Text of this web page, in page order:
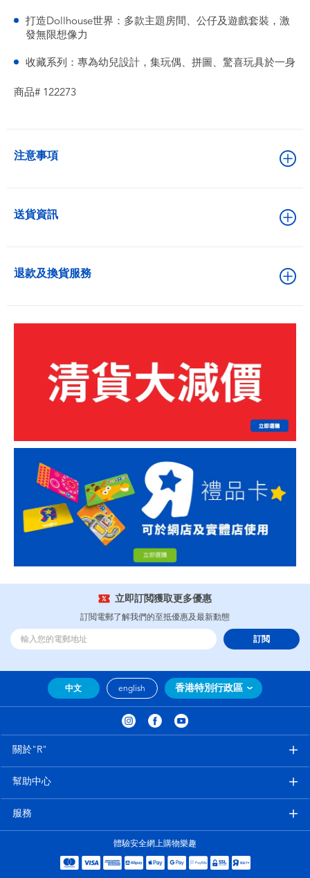
打造Dollhouse世界：多款主題房間、公仔及遊戲套裝，激
發無限想像力
收藏系列：專為幼兒設計，集玩偶、拼圖、驚喜玩具於一身
商品# 122273
注意事項
送貨資訊
退款及換貨服務
立即訂閲獲取更多優惠
訂閲電郵了解我們的至抵優惠及最新動態
訂閲
中文 english 香港特別行政區
關於"R"
幫助中心
服務
體驗安全網上購物樂趣